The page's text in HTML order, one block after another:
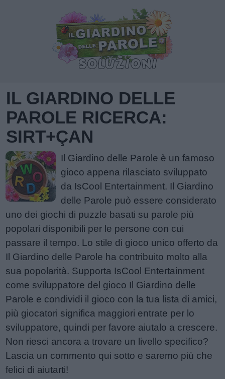
IL GIARDINO DELLE
PAROLE RICERCA:
SIRT+ÇAN
Il Giardino delle Parole è un famoso
gioco appena rilasciato sviluppato
da IsCool Entertainment. Il Giardino
delle Parole può essere considerato
uno dei giochi di puzzle basati su parole più
popolari disponibili per le persone con cui
passare il tempo. Lo stile di gioco unico offerto da
Il Giardino delle Parole ha contribuito molto alla
sua popolarità. Supporta IsCool Entertainment
come sviluppatore del gioco Il Giardino delle
Parole e condividi il gioco con la tua lista di amici,
più giocatori significa maggiori entrate per lo
sviluppatore, quindi per favore aiutalo a crescere.
Non riesci ancora a trovare un livello specifico?
Lascia un commento qui sotto e saremo più che
felici di aiutarti!